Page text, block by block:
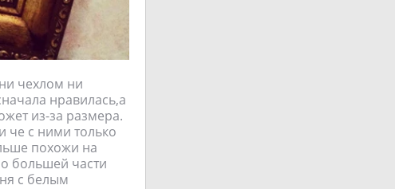
чехлом ни
нравилась,а
из-за размера.
че с ними только
похожи на
большей части
с белым